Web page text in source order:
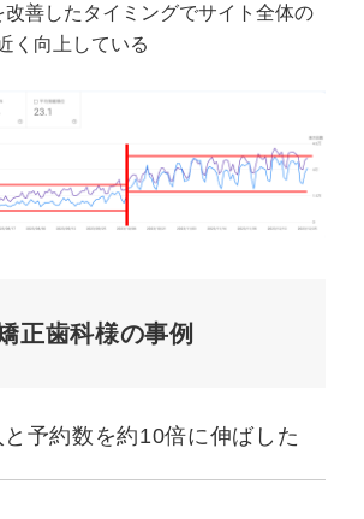
改善したタイミングでサイト全体の
く向上している
正歯科様の事例
予約数を約10倍に伸ばした